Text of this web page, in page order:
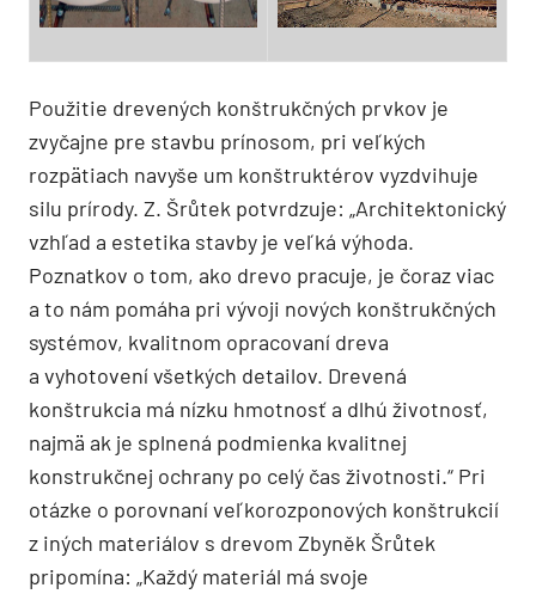
Použitie drevených konštrukčných prvkov je
zvyčajne pre stavbu prínosom, pri veľkých
rozpätiach navyše um konštruktérov vyzdvihuje
silu prírody. Z. Šrůtek potvrdzuje: „Architektonický
vzhľad a estetika stavby je veľká výhoda.
Poznatkov o tom, ako drevo pracuje, je čoraz viac
a to nám pomáha pri vývoji nových konštrukčných
systémov, kvalitnom opracovaní dreva
a vyhotovení všetkých detailov. Drevená
konštrukcia má nízku hmotnosť a dlhú životnosť,
najmä ak je splnená podmienka kvalitnej
konstrukčnej ochrany po celý čas životnosti.“ Pri
otázke o porovnaní veľkorozponových konštrukcií
z iných materiá­lov s drevom Zbyněk Šrůtek
pripomína: „Každý materiál má svoje